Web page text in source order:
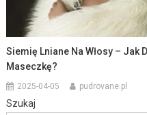
Siemię Lniane Na Włosy – Jak
Maseczkę?
2025-04-05 pudrovane.pl
Szukaj